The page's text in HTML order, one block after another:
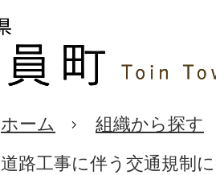
ホーム
組織から探す
道路工事に伴う交通規制